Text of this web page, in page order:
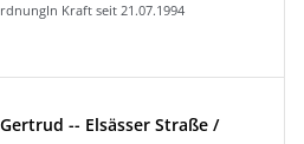
In Kraft seit 21.07.1994
-- Elsässer Straße /